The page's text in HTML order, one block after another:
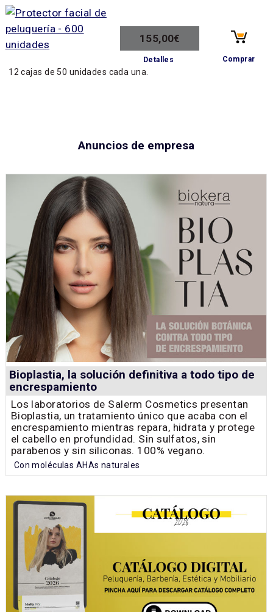
155,00€
Detalles Comprar
12 cajas de 50 unidades cada una.
Anuncios de empresa
Bioplastia, la solución definitiva a todo tipo de
encrespamiento
Los laboratorios de Salerm Cosmetics presentan
Bioplastia, un tratamiento único que acaba con el
encrespamiento mientras repara, hidrata y protege
el cabello en profundidad. Sin sulfatos, sin
parabenos y sin siliconas. 100% vegano.
Con moléculas AHAs naturales